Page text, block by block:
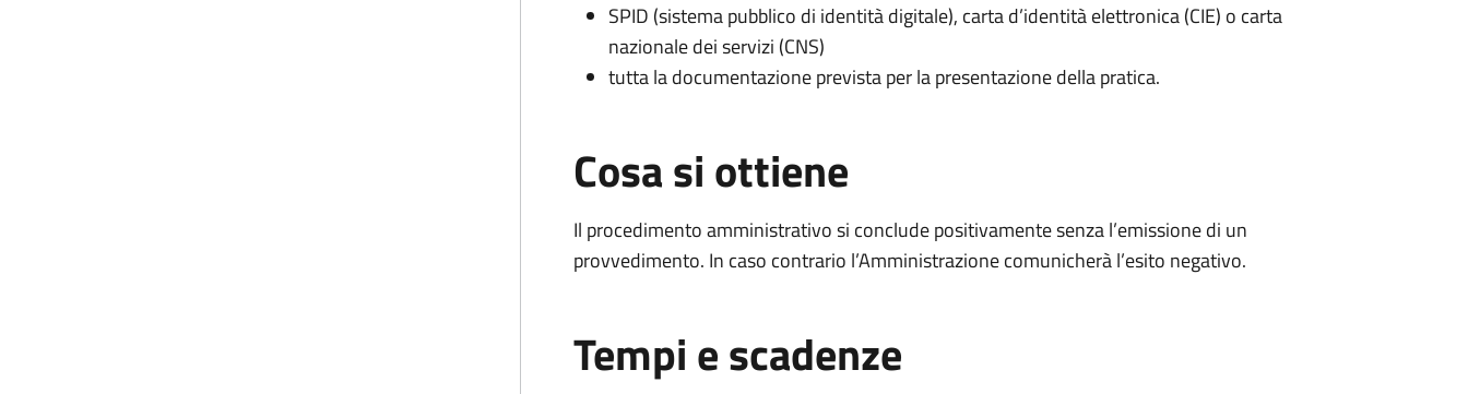
SPID (sistema pubblico di identità digitale), carta d’identità elettronica (CIE) o carta
nazionale dei servizi (CNS)
tutta la documentazione prevista per la presentazione della pratica.
Cosa si ottiene
Il procedimento amministrativo si conclude positivamente senza l’emissione di un
provvedimento. In caso contrario l’Amministrazione comunicherà l’esito negativo.
Tempi e scadenze